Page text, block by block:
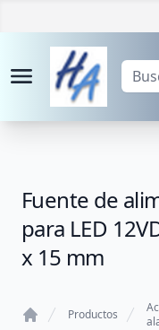
Fuente de
para LED
x 15 mm
Productos